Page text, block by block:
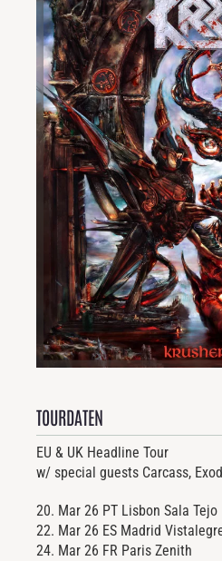
TOURDATEN
EU & UK Headline Tour
w/ special guests Carcass,
20. Mar 26 PT Lisbon Sala Tejo
22. Mar 26 ES Madrid
24. Mar 26 FR Paris Zenith